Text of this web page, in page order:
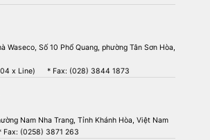
Waseco, Số 10 Phổ Quang, phường Tân Sơn Hòa,
x Line) * Fax: (028) 3844 1873
Nam Nha Trang, Tỉnh Khánh Hòa, Việt Nam
(0258) 3871 263